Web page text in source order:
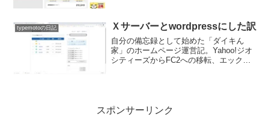
した楽天ポイントの獲得状況、さらに楽
天ゴールドカードの改悪ニュースに対す
る今後の戦略などを赤裸々に綴ります。
typemotoの日記 Ｘサーバーとwordpressにした訳
自分の備忘録として始めた「ダイキん
家」のホームページ運営記。Yahoo!ジオ
シティーズからFC2への移転、エックス
ジが表示されないトラブルとindex.php修
正による解決法まで網羅。
スポンサーリンク